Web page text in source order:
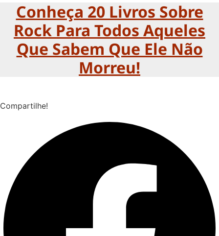
Conheça 20 Livros Sobre
Rock Para Todos Aqueles
Que Sabem Que Ele Não
Morreu!
Compartilhe!